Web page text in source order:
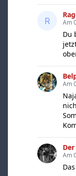
Am
Du
Am
Der
Am